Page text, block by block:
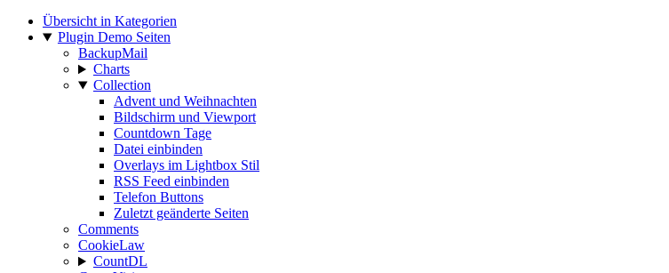
Übersicht in Kategorien
Plugin Demo Seiten
BackupMail
Charts
Collection
Advent und Weihnachten
Bildschirm und Viewport
Countdown Tage
Datei einbinden
Overlays im Lightbox Stil
RSS Feed einbinden
Telefon Buttons
Zuletzt geänderte Seiten
Comments
CookieLaw
CountDL